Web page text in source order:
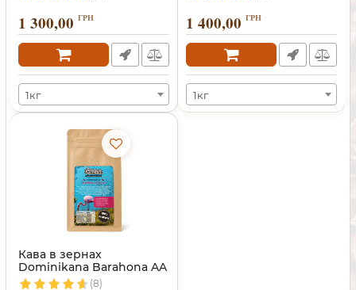
1 300,00 ГРН
1кг
1 400,00 ГРН
1кг
Кава в зернах
Dominikana Barahona AA
(Домінікана)(8)